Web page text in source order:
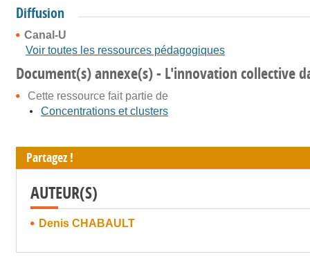
Diffusion
Canal-U
Voir toutes les ressources pédagogiques
Document(s) annexe(s) - L'innovation collective
Cette ressource fait partie de
Concentrations et clusters
Partagez !
AUTEUR(S)
Denis CHABAULT